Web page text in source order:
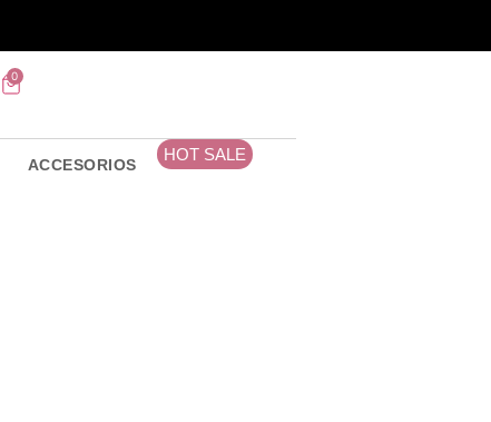
0
ACCESORIOS
HOT SALE